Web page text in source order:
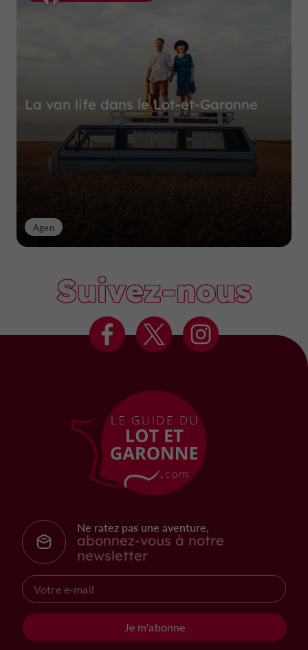
La van life dans le Lot-et-Garonne
Agen
Suivez-nous
Ne ratez pas une aventure,
abonnez-vous à notre
newsletter
Je m'abonne